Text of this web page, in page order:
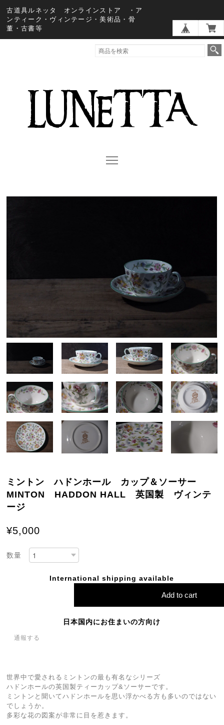
古道具ルネッタ オンラインストア ・ア
ンティーク・ヴィンテージ・美術品・骨
董・古書等
ミントン ハドンホール カップ＆ソーサー
MINTON HADDON HALL 英国製 ヴィンテ
ージ
¥5,000
数量
International shipping available
Add to cart
日本国内にお住まいの方向け
通報する
世界中で愛されるミントンの最も有名なシリーズ
ハドンホールの英国製ティーカップ&ソーサーです。
ミントンと聞いてハドンホールを思い浮かべる方も多いのではない
でしょうか。
多彩な花の図案が非常に目を惹きます。